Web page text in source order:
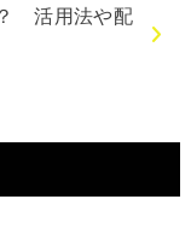
活用法や配